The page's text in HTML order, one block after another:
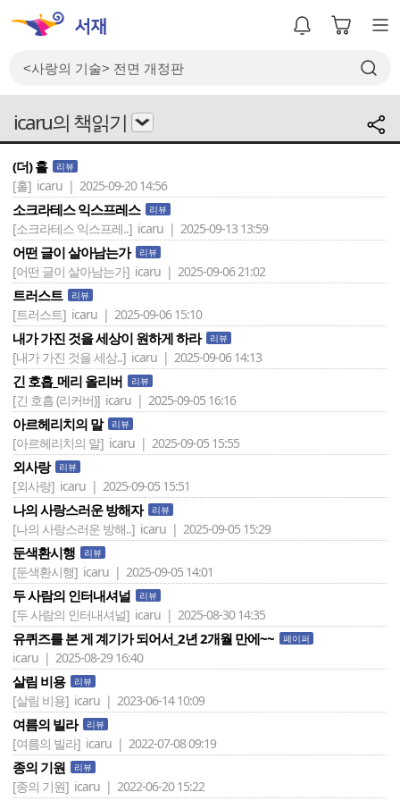
icaru의 책읽기
(더) 홀 리뷰
[홀] icaru | 2025-09-20 14:56
소크라테스 익스프레스 리뷰
[소크라테스 익스프레..] icaru | 2025-09-13 13:59
어떤 글이 살아남는가 리뷰
[어떤 글이 살아남는가] icaru | 2025-09-06 21:02
트러스트 리뷰
[트러스트] icaru | 2025-09-06 15:10
내가 가진 것을 세상이 원하게 하라 리뷰
[내가 가진 것을 세상..] icaru | 2025-09-06 14:13
긴 호흡_메리 올리버 리뷰
[긴 호흡 (리커버)] icaru | 2025-09-05 16:16
아르헤리치의 말 리뷰
[아르헤리치의 말] icaru | 2025-09-05 15:55
외사랑 리뷰
[외사랑] icaru | 2025-09-05 15:51
나의 사랑스러운 방해자 리뷰
[나의 사랑스러운 방해..] icaru | 2025-09-05 15:29
둔색환시행 리뷰
[둔색환시행] icaru | 2025-09-05 14:01
두 사람의 인터내셔널 리뷰
[두 사람의 인터내셔널] icaru | 2025-08-30 14:35
유퀴즈를 본 게 계기가 되어서_2년 2개월 만에~~ 페이퍼
icaru | 2025-08-29 16:40
살림 비용 리뷰
[살림 비용] icaru | 2023-06-14 10:09
여름의 빌라 리뷰
[여름의 빌라] icaru | 2022-07-08 09:19
종의 기원 리뷰
[종의 기원] icaru | 2022-06-20 15:22